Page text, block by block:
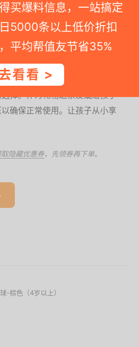
买爆料信息，一站搞定
5000条以上低价折扣
平均帮值友节省35%
看看 >
择。作为礼物送亲友或给孩子
确保正常使用。让孩子从小享
隐藏优惠券，先领券再下单。
-棕色（4岁以上）